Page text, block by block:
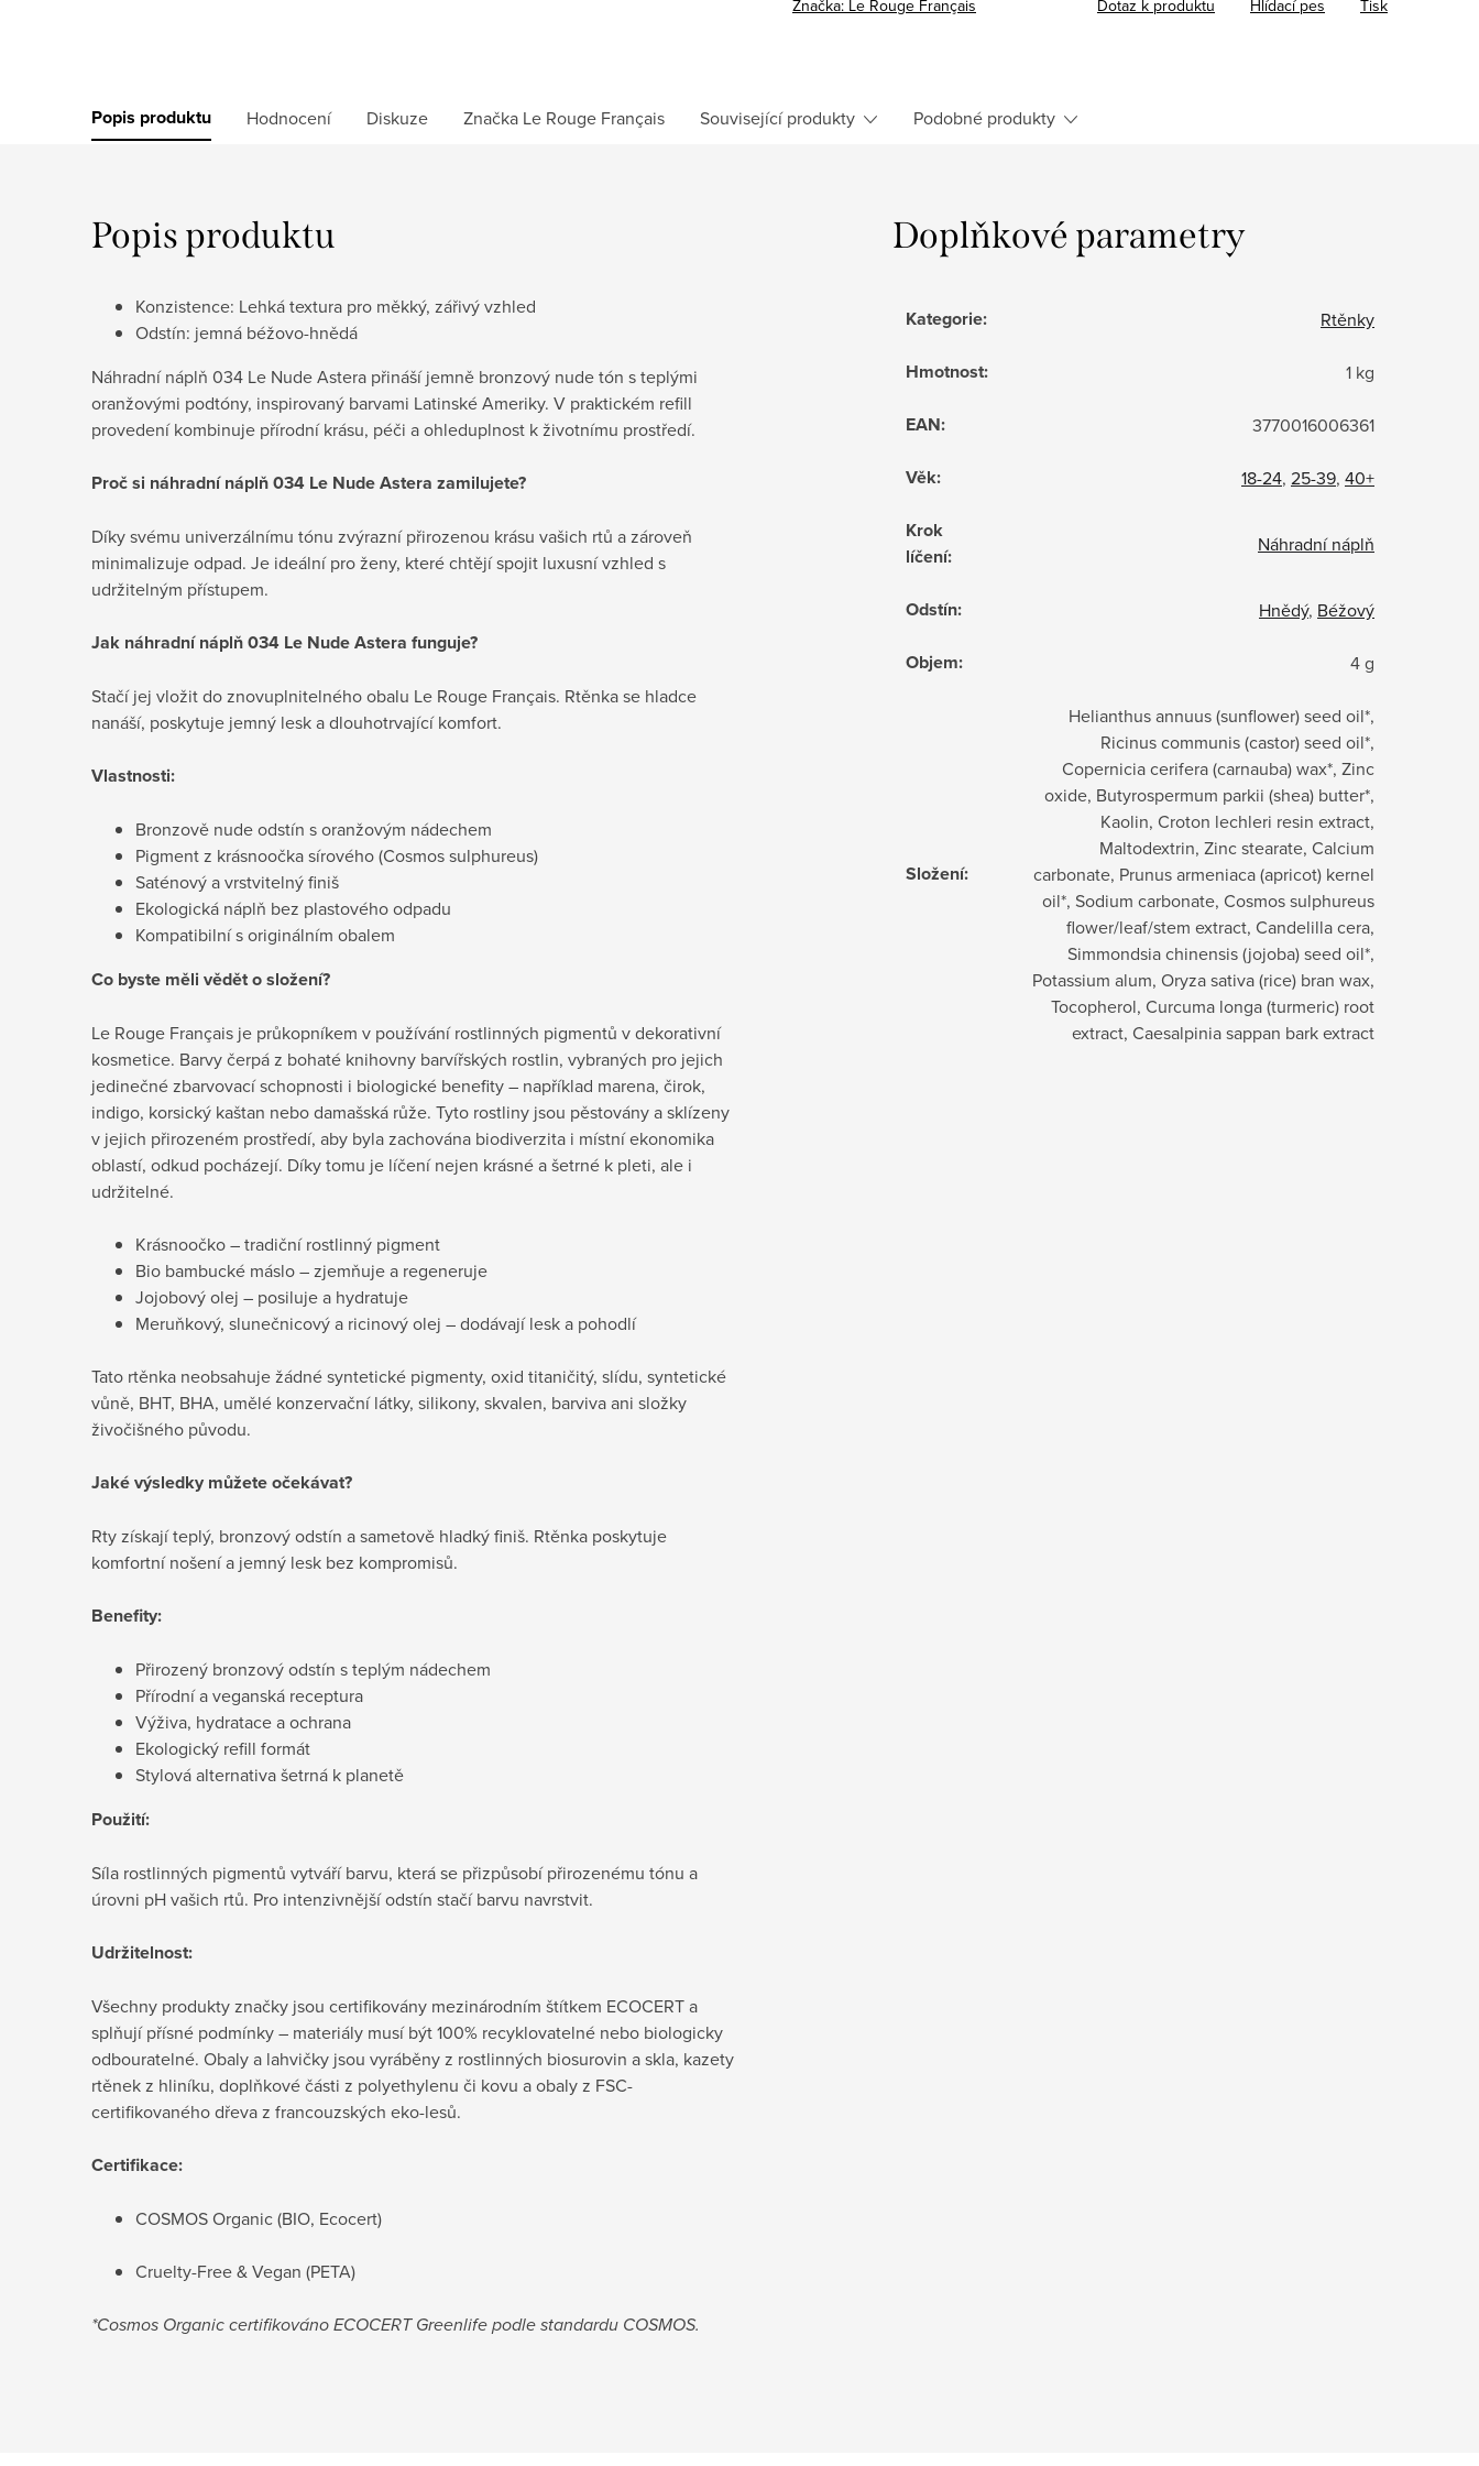
Značka: Le Rouge Français Tisk
Dotaz k produktu Hlídací pes
Popis produktu Hodnocení Diskuze Značka Le Rouge Français Související produkty Podobné produkty
Popis produktu
Konzistence: Lehká textura pro měkký, zářivý vzhled
Odstín: jemná béžovo-hnědá
Náhradní náplň 034 Le Nude Astera přináší jemně bronzový nude tón s teplými
oranžovými podtóny, inspirovaný barvami Latinské Ameriky. V praktickém refill
provedení kombinuje přírodní krásu, péči a ohleduplnost k životnímu prostředí.
Proč si náhradní náplň 034 Le Nude Astera zamilujete?
Díky svému univerzálnímu tónu zvýrazní přirozenou krásu vašich rtů a zároveň
minimalizuje odpad. Je ideální pro ženy, které chtějí spojit luxusní vzhled s
udržitelným přístupem.
Jak náhradní náplň 034 Le Nude Astera funguje?
Stačí jej vložit do znovuplnitelného obalu Le Rouge Français. Rtěnka se hladce
nanáší, poskytuje jemný lesk a dlouhotrvající komfort.
Vlastnosti:
Bronzově nude odstín s oranžovým nádechem
Pigment z krásnoočka sírového (Cosmos sulphureus)
Saténový a vrstvitelný finiš
Ekologická náplň bez plastového odpadu
Kompatibilní s originálním obalem
Co byste měli vědět o složení?
Le Rouge Français je průkopníkem v používání rostlinných pigmentů v dekorativní
kosmetice. Barvy čerpá z bohaté knihovny barvířských rostlin, vybraných pro jejich
jedinečné zbarvovací schopnosti i biologické benefity – například marena, čirok,
indigo, korsický kaštan nebo damašská růže. Tyto rostliny jsou pěstovány a sklízeny
v jejich přirozeném prostředí, aby byla zachována biodiverzita i místní ekonomika
oblastí, odkud pocházejí. Díky tomu je líčení nejen krásné a šetrné k pleti, ale i
udržitelné.
Krásnoočko – tradiční rostlinný pigment
Bio bambucké máslo – zjemňuje a regeneruje
Jojobový olej – posiluje a hydratuje
Meruňkový, slunečnicový a ricinový olej – dodávají lesk a pohodlí
Tato rtěnka neobsahuje žádné syntetické pigmenty, oxid titaničitý, slídu, syntetické
vůně, BHT, BHA, umělé konzervační látky, silikony, skvalen, barviva ani složky
živočišného původu.
Jaké výsledky můžete očekávat?
Rty získají teplý, bronzový odstín a sametově hladký finiš. Rtěnka poskytuje
komfortní nošení a jemný lesk bez kompromisů.
Benefity:
Přirozený bronzový odstín s teplým nádechem
Přírodní a veganská receptura
Výživa, hydratace a ochrana
Ekologický refill formát
Stylová alternativa šetrná k planetě
Použití:
Síla rostlinných pigmentů vytváří barvu, která se přizpůsobí přirozenému tónu a
úrovni pH vašich rtů. Pro intenzivnější odstín stačí barvu navrstvit.
Udržitelnost:
Všechny produkty značky jsou certifikovány mezinárodním štítkem ECOCERT a
splňují přísné podmínky – materiály musí být 100% recyklovatelné nebo biologicky
odbouratelné. Obaly a lahvičky jsou vyráběny z rostlinných biosurovin a skla, kazety
rtěnek z hliníku, doplňkové části z polyethylenu či kovu a obaly z FSC-
certifikovaného dřeva z francouzských eko-lesů.
Certifikace:
COSMOS Organic (BIO, Ecocert)
Cruelty-Free & Vegan (PETA)
*Cosmos Organic certifikováno ECOCERT Greenlife podle standardu COSMOS.
Doplňkové parametry
Kategorie: Rtěnky
Hmotnost: 1 kg
EAN: 3770016006361
Věk: 18-24, 25-39, 40+
Krok
líčení: Náhradní náplň
Odstín: Hnědý, Béžový
Objem: 4 g
Složení:
Helianthus annuus (sunflower) seed oil*,
Ricinus communis (castor) seed oil*,
Copernicia cerifera (carnauba) wax*, Zinc
oxide, Butyrospermum parkii (shea) butter*,
Kaolin, Croton lechleri resin extract,
Maltodextrin, Zinc stearate, Calcium
carbonate, Prunus armeniaca (apricot) kernel
oil*, Sodium carbonate, Cosmos sulphureus
flower/leaf/stem extract, Candelilla cera,
Simmondsia chinensis (jojoba) seed oil*,
Potassium alum, Oryza sativa (rice) bran wax,
Tocopherol, Curcuma longa (turmeric) root
extract, Caesalpinia sappan bark extract